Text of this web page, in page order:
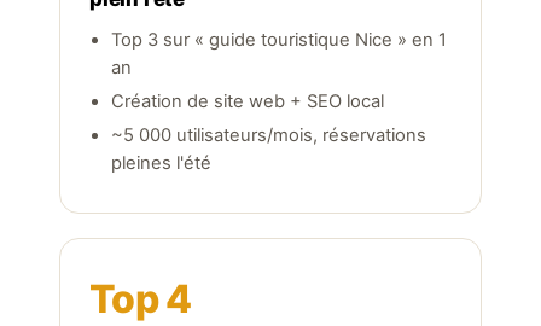
Top 3 sur « guide touristique Nice » en 1
an
Création de site web + SEO local
~5 000 utilisateurs/mois, réservations
pleines l'été
Top 4